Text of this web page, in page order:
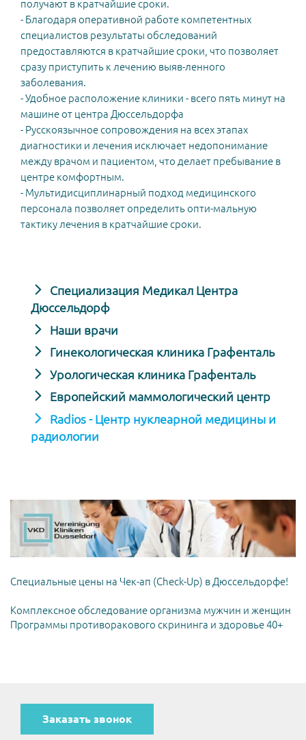
получают в кратчайшие сроки.
- Благодаря оперативной работе компетентных
специалистов результаты обследований
предоставляются в кратчайшие сроки, что позволяет
сразу приступить к лечению выяв-ленного
заболевания.
- Удобное расположение клиники - всего пять минут на
машине от центра Дюссельдорфа
- Русскоязычное сопровождения на всех этапах
диагностики и лечения исключает недопонимание
между врачом и пациентом, что делает пребывание в
центре комфортным.
- Мультидисциплинарный подход медицинского
персонала позволяет определить опти-мальную
тактику лечения в кратчайшие сроки.
Специализация Медикал Центра
Дюссельдорф
Наши врачи
Гинекологическая клиника Графенталь
Урологическая клиника Графенталь
Европейский маммологический центр
Radios - Центр нуклеарной медицины и
радиологии
Специальные цены на Чек-ап (Check-Up) в Дюссельдорфе!
Комплексное обследование организма мужчин и женщин
Программы противоракового скрининга и здоровье 40+
Заказать звонок